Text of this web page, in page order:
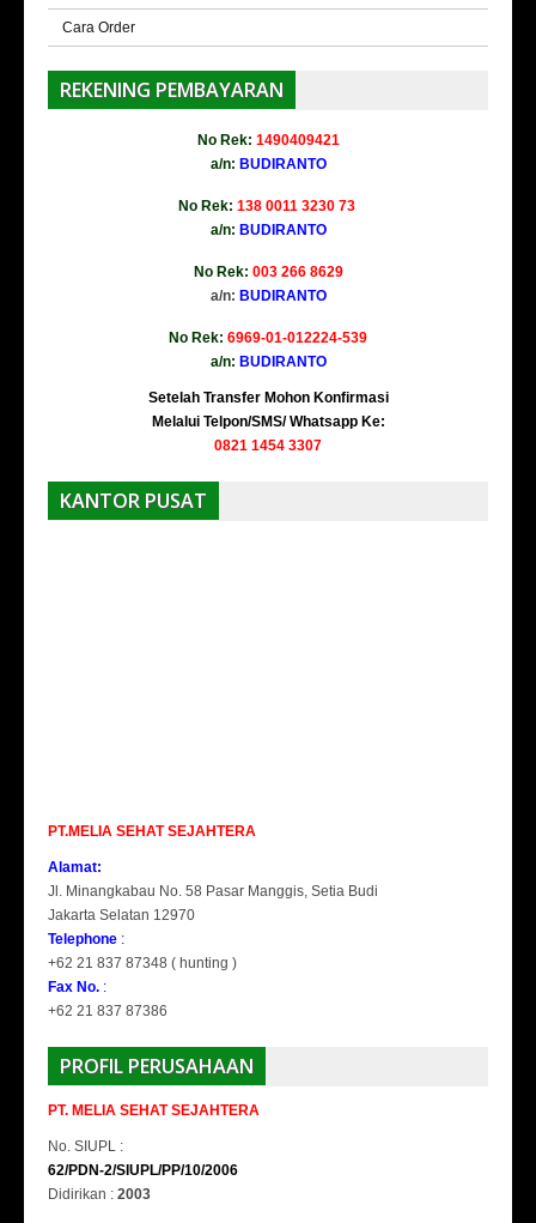
Cara Order
REKENING PEMBAYARAN
No Rek: 1490409421
a/n: BUDIRANTO
No Rek: 138 0011 3230 73
a/n: BUDIRANTO
No Rek: 003 266 8629
a/n: BUDIRANTO
No Rek: 6969-01-012224-539
a/n: BUDIRANTO
Setelah Transfer Mohon Konfirmasi
Melalui Telpon/SMS/ Whatsapp Ke:
0821 1454 3307
KANTOR PUSAT
PT.MELIA SEHAT SEJAHTERA
Alamat:
Jl. Minangkabau No. 58 Pasar Manggis, Setia Budi
Jakarta Selatan 12970
Telephone :
+62 21 837 87348 ( hunting )
Fax No. :
+62 21 837 87386
PROFIL PERUSAHAAN
PT. MELIA SEHAT SEJAHTERA
No. SIUPL :
62/PDN-2/SIUPL/PP/10/2006
Didirikan : 2003